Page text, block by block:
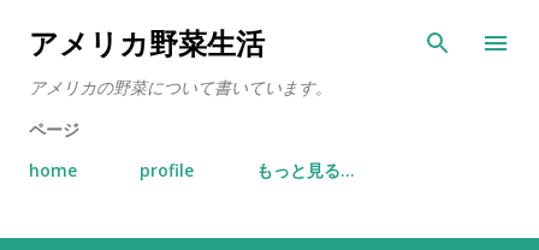
スキップしてメイン コンテンツに移動
アメリカ野菜生活
アメリカの野菜について書いています。
ページ
home
profile もっと見る…